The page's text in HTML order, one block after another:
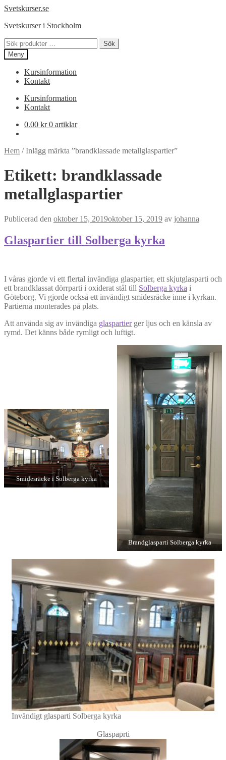
Hoppa
navigering
Hoppa
innehåll
Svetskurser.se
Svetskurser i Stockholm
Sök
efter:
Sök
Meny
Kursinformation
Kontakt
Kursinformation
Kontakt
0.00 kr 0 artiklar
Hem /Inlägg märkta ”brandklassade metallglaspartier”
Etikett: brandklassade
metallglaspartier
Publicerad den oktober 15, 2019oktober 15, 2019 av johanna
Glaspartier till Solberga kyrka
I våras gjorde vi ett flertal invändiga glaspartier, ett skjutglasparti och
ett brandklassat dörrparti i oxiderat stål till Solberga kyrka i
Göteborg. Vi gjorde också ett invändigt smidesräcke inne i kyrkan.
Partierna monterades på plats.
Att använda sig av invändiga glaspartierger ljus och en känsla av
rymd. Det känns både rymligt och luftigt.
Smidesräcke i Solberga kyrka
Brandglasparti Solberga kyrka
Invändigt glasparti Solberga kyrka
Glaspaprti